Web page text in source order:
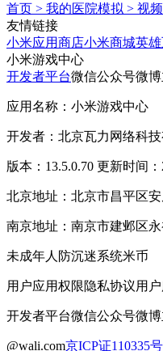
首页 > 我的医院模拟 > 视频
友情链接
小米应用商店小米商城英
小米游戏中心
开发者平台微信公众号微
应用名称：小米游戏中心
开发者：北京瓦力网络科
版本：13.5.0.70 更新时间：
北京地址：北京市昌平区
南京地址：南京市建邺区
未成年人防沉迷系统米币
用户应用权限隐私协议用
开发者平台微信公众号微
@wali.com京ICP证110335号